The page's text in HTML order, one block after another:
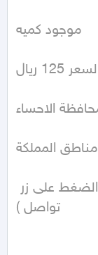
موجود كميه
السعر 125 ريال
الاحساء
المملكة
تواصل )